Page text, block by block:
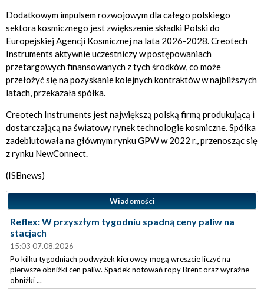
Dodatkowym impulsem rozwojowym dla całego polskiego
sektora kosmicznego jest zwiększenie składki Polski do
Europejskiej Agencji Kosmicznej na lata 2026-2028. Creotech
Instruments aktywnie uczestniczy w postępowaniach
przetargowych finansowanych z tych środków, co może
przełożyć się na pozyskanie kolejnych kontraktów w najbliższych
latach, przekazała spółka.
Creotech Instruments jest największą polską firmą produkującą i
dostarczającą na światowy rynek technologie kosmiczne. Spółka
zadebiutowała na głównym rynku GPW w 2022 r., przenosząc się
z rynku NewConnect.
(ISBnews)
Wiadomości
Reflex: W przyszłym tygodniu spadną ceny paliw na
stacjach
15:03 07.08.2026
Po kilku tygodniach podwyżek kierowcy mogą wreszcie liczyć na
pierwsze obniżki cen paliw. Spadek notowań ropy Brent oraz wyraźne
obniżki ...